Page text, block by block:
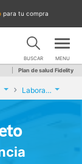
para tu compra
BUSCAR MENU
Plan de salud Fidelity
Laboratorio Echevarne Valencia